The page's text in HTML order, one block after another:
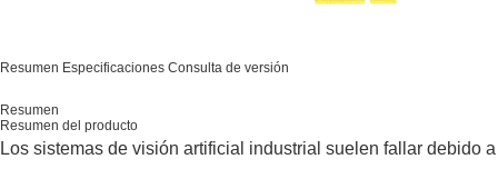
Resumen Especificaciones Consulta de versión
Resumen
Resumen del producto
Los sistemas de visión artificial industrial suelen fallar debido